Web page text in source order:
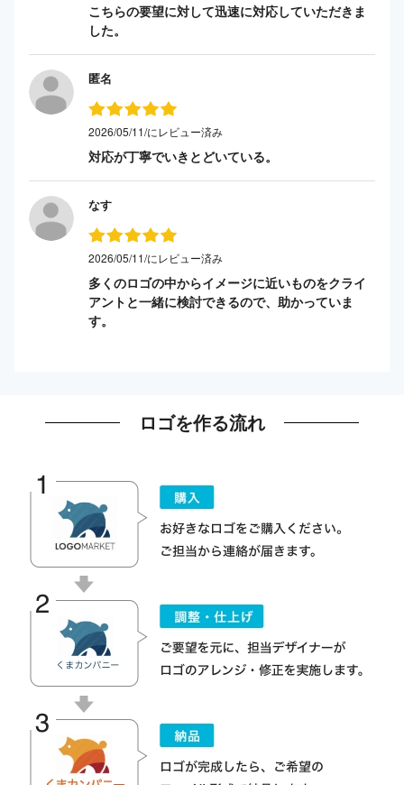
こちらの要望に対して迅速に対応していただきま
した。
匿名
2026/05/11/にレビュー済み
対応が丁寧でいきとどいている。
なす
2026/05/11/にレビュー済み
多くのロゴの中からイメージに近いものをクライ
アントと一緒に検討できるので、助かっていま
す。
ロゴを作る流れ